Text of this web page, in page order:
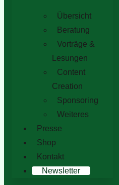
Übersicht
Beratung
Vorträge &
Lesungen
Content
Creation
Sponsoring
Weiteres
Presse
Shop
Kontakt
Newsletter